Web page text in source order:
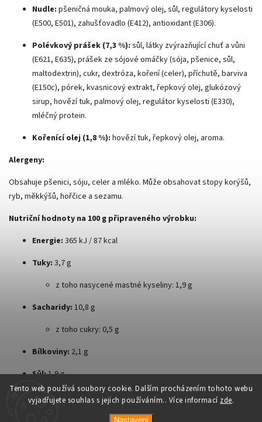
Tento web používá soubory cookie. Dalším procházením tohoto webu
vyjadřujete souhlas s jejich používáním.. Více informací zde.
Nastavení
Nudle: pšeničná mouka, palmový olej, sůl, regulátory kyselosti
(E500, E501), zahušťovadlo (E412), antioxidant (E306).
Polévkový prášek (7,3 %): sůl, látky zvýrazňující chuť a vůni
(E621, E635), prášek ze sójové omáčky (sója, pšenice, sůl,
maltodextrin), cukr, dextróza, koření (celer), příchutě, barviva
(E150c), pórek, kvasnicový extrakt, řepkový olej, glukózový
sirup, hovězí tuk, palmový olej, regulátor kyselosti (E330),
mléčný protein.
Kořenící olej (1,8 %): hovězí tuk, řepkový olej, aroma.
Alergeny:
Obsahuje pšenici, sóju, celer a mléko. Může obsahovat stopy korýšů,
ryb, měkkýšů, hořčice a sezamu.
Nutriční hodnoty na 100 g připraveného výrobku:
Energie: 365 kJ / 87 kcal
Tuky: 3,7 g
z toho nasycené mastné kyseliny: 1,9 g
Sacharidy: 10,8 g
z toho cukry: 0,5 g
Bílkoviny: 2,1 g
Sůl:1,9 g